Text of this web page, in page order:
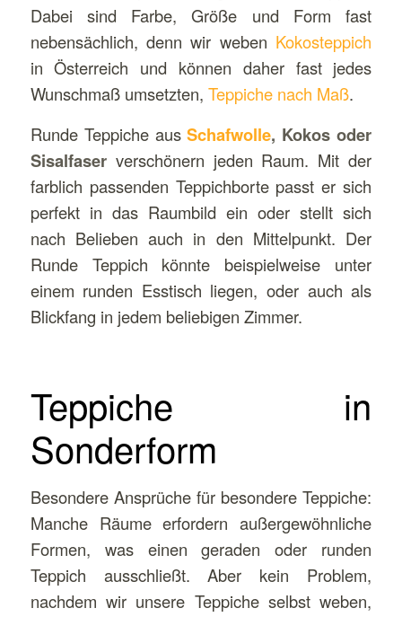
Dabei sind Farbe, Größe und Form fast
nebensächlich, denn wir weben Kokosteppich
in Österreich und können daher fast jedes
Wunschmaß umsetzten, Teppiche nach Maß.
Runde Teppiche ausSchafwolle, Kokos oder
Sisalfaserverschönern jeden Raum. Mit der
farblich passenden Teppichborte passt er sich
perfekt in das Raumbild ein oder stellt sich
nach Belieben auch in den Mittelpunkt. Der
Runde Teppich könnte beispielweise unter
einem runden Esstisch liegen, oder auch als
Blickfang in jedem beliebigen Zimmer.
Teppiche in
Sonderform
Besondere Ansprüche für besondere Teppiche:
Manche Räume erfordern außergewöhnliche
Formen, was einen geraden oder runden
Teppich ausschließt. Aber kein Problem,
nachdem wir unsere Teppiche selbst weben,